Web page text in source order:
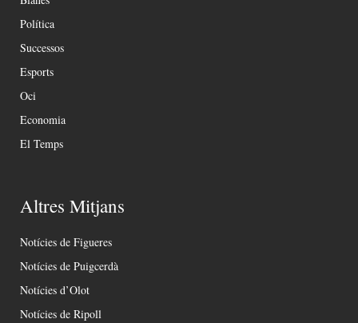
Política
Successos
Esports
Oci
Economia
El Temps
Altres Mitjans
Notícies de Figueres
Notícies de Puigcerdà
Notícies d’Olot
Notícies de Ripoll